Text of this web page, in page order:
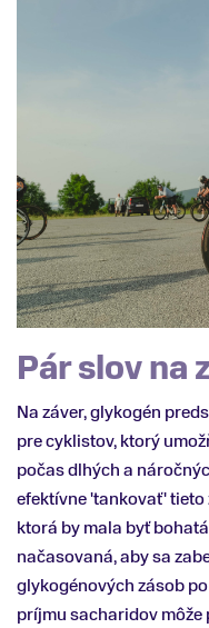
Pár slov na
Na záver, glykogén
pre cyklistov, ktorý
počas dlhých a
efektívne 'tankovať'
ktorá by mala byť
načasovaná, aby sa
glykogénových zásob
príjmu sacharidov